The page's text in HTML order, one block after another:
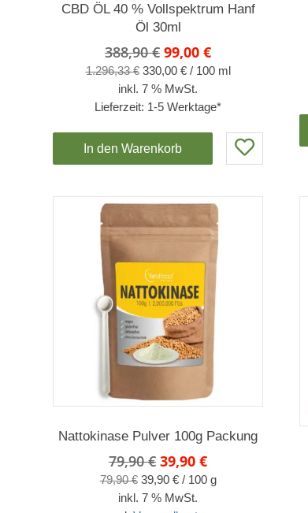
CBD ÖL 40 % Vollspektrum Hanf
Öl 30ml
388,90€ Ursprünglicher
Preis
war:
388,90 €
99,00€Aktueller
Preis
99,00 €.
1.296,33€ 330,00 €/ 100 ml
inkl. 7 % MwSt.
Lieferzeit: 1-5 Werktage*
In den Warenkorb
Nattokinase Pulver 100g Packung
79,90€ Ursprünglicher
Preis
war:
39,90€Aktueller
Preis
79,90€ 39,90 €/ 100 g
inkl. 7 % MwSt.